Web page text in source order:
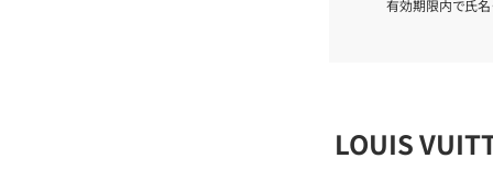
有効期限内で氏名
LOUIS